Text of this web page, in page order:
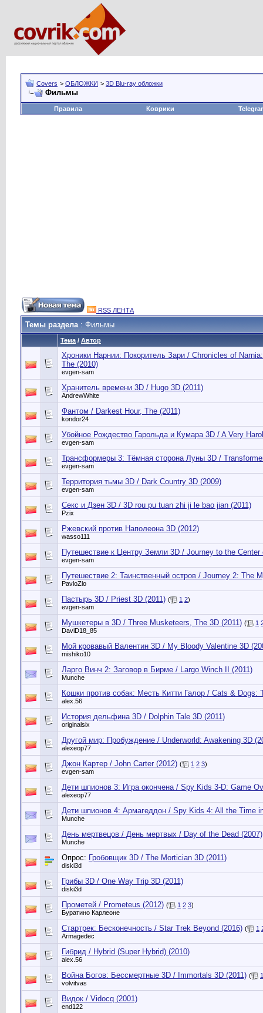
Covers > ОБЛОЖКИ > 3D Blu-ray обложки
Фильмы
Правила Коврики
RSS ЛЕНТА
Темы раздела: Фильмы
Тема / Автор
Хроники Нарнии: Покоритель Зари / Chronicles of
The (2010)
evgen-sam
Хранитель времени 3D / Hugo 3D (2011)
AndrewWhite
Фантом / Darkest Hour, The (2011)
kondor24
Убойное Рождество Гарольда и Кумара 3D / A Very
evgen-sam
Трансформеры 3: Тёмная сторона Луны 3D /
evgen-sam
Территория тьмы 3D / Dark Country 3D (2009)
evgen-sam
Секс и Дзен 3D / 3D rou pu tuan zhi ji le bao jian (2011)
Pzix
Ржевский против Наполеона 3D (2012)
wasso111
Путешествие к Центру Земли 3D / Journey to the Center
evgen-sam
Путешествие 2: Таинственный остров / Journey 2: The
PavloZlo
Пастырь 3D / Priest 3D (2011) ( 1 2)
evgen-sam
Мушкетеры в 3D / Three Musketeers, The 3D (2011) ( 1
DaviD18_85
Мой кровавый Валентин 3D / My Bloody Valentine 3D
mishiko10
Ларго Винч 2: Заговор в Бирме / Largo Winch II (2011)
Munche
Кошки против собак: Месть Китти Галор / Cats & Dogs:
alex.56
История дельфина 3D / Dolphin Tale 3D (2011)
originalsix
Другой мир: Пробуждение / Underworld: Awakening 3D
alexeop77
Джон Картер / John Carter (2012) ( 1 2 3)
evgen-sam
Дети шпионов 3: Игра окончена / Spy Kids 3-D: Game
alexeop77
Дети шпионов 4: Армагеддон / Spy Kids 4: All the Time
Munche
День мертвецов / День мертвых / Day of the Dead (2007)
Munche
Опрос: Гробовщик 3D / The Mortician 3D (2011)
diski3d
Грибы 3D / One Way Trip 3D (2011)
diski3d
Прометей / Prometeus (2012) ( 1 2 3)
Буратино Карлеоне
Стартрек: Бесконечность / Star Trek Beyond (2016) ( 1
Armagedec
Гибрид / Hybrid (Super Hybrid) (2010)
alex.56
Война Богов: Бессмертные 3D / Immortals 3D (2011) (
1
volvitvas
Видок / Vidocq (2001)
end122